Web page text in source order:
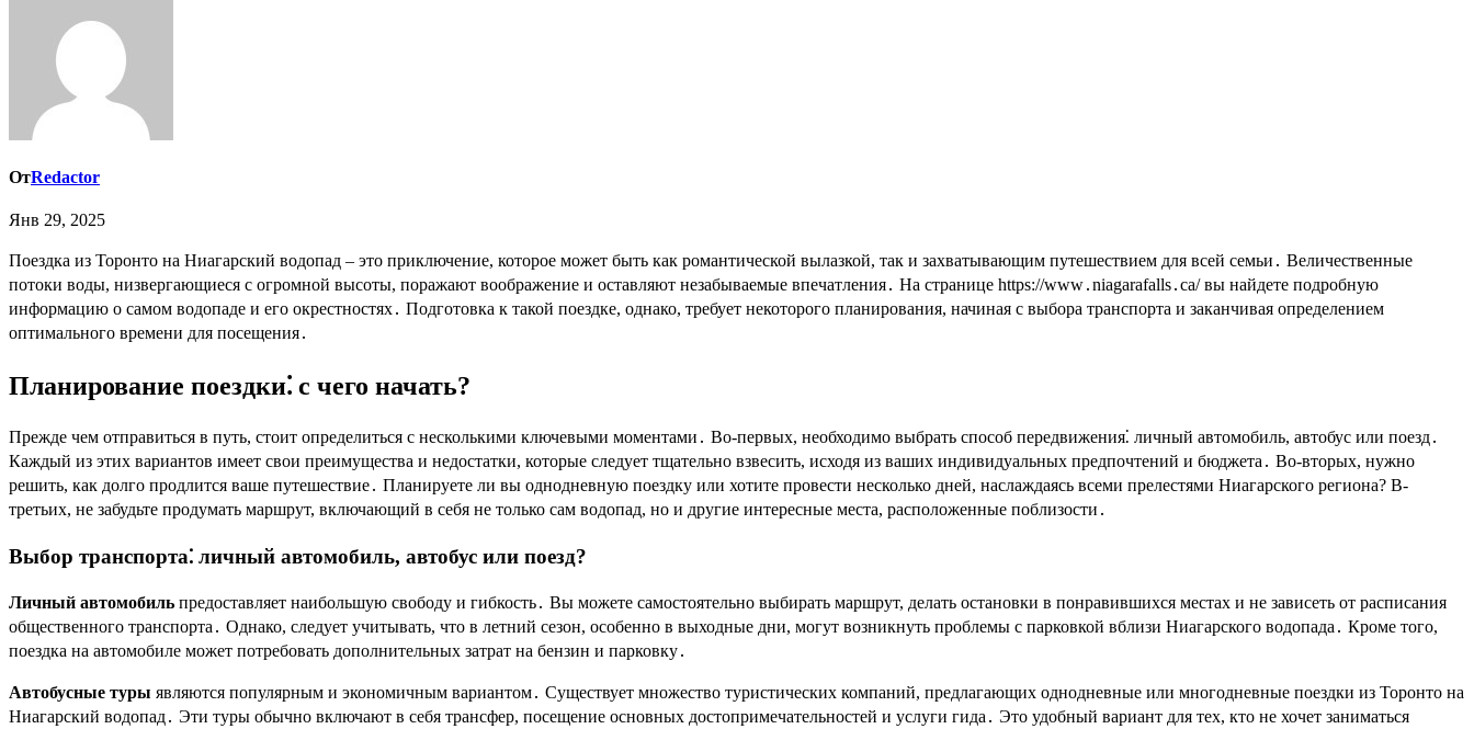
ОтRedactor
Янв 29, 2025
Поездка из Торонто на Ниагарский водопад – это приключение, которое может быть как романтической вылазкой, так и захватывающим путешествием для всей семьи․ Величественные
потоки воды, низвергающиеся с огромной высоты, поражают воображение и оставляют незабываемые впечатления․ На странице https://www․niagarafalls․ca/ вы найдете подробную
информацию о самом водопаде и его окрестностях․ Подготовка к такой поездке, однако, требует некоторого планирования, начиная с выбора транспорта и заканчивая определением
оптимального времени для посещения․
Планирование поездки⁚ с чего начать?
Прежде чем отправиться в путь, стоит определиться с несколькими ключевыми моментами․ Во-первых, необходимо выбрать способ передвижения⁚ личный автомобиль, автобус или поезд․
Каждый из этих вариантов имеет свои преимущества и недостатки, которые следует тщательно взвесить, исходя из ваших индивидуальных предпочтений и бюджета․ Во-вторых, нужно
решить, как долго продлится ваше путешествие․ Планируете ли вы однодневную поездку или хотите провести несколько дней, наслаждаясь всеми прелестями Ниагарского региона? В-
третьих, не забудьте продумать маршрут, включающий в себя не только сам водопад, но и другие интересные места, расположенные поблизости․
Выбор транспорта⁚ личный автомобиль, автобус или поезд?
Личный автомобиль предоставляет наибольшую свободу и гибкость․ Вы можете самостоятельно выбирать маршрут, делать остановки в понравившихся местах и не зависеть от расписания
общественного транспорта․ Однако, следует учитывать, что в летний сезон, особенно в выходные дни, могут возникнуть проблемы с парковкой вблизи Ниагарского водопада․ Кроме того,
поездка на автомобиле может потребовать дополнительных затрат на бензин и парковку․
Автобусные туры являются популярным и экономичным вариантом․ Существует множество туристических компаний, предлагающих однодневные или многодневные поездки из Торонто на
Ниагарский водопад․ Эти туры обычно включают в себя трансфер, посещение основных достопримечательностей и услуги гида․ Это удобный вариант для тех, кто не хочет заниматься